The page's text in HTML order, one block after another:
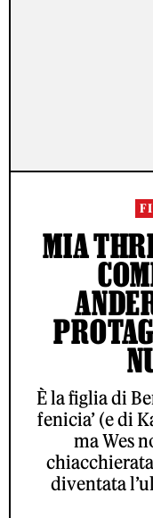
MIA
È la figlia di
fenicia’ (e di
ma Wes
diventata